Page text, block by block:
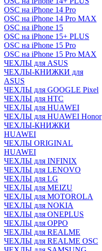
OSC на iPhone 14 Pro
OSC на iPhone 14 Pro MAX
OSC на iPhone 15
OSC на iPhone 15+ PLUS
OSC на iPhone 15 Pro
OSC на iPhone 15 Pro MAX
ЧЕХЛЫ для ASUS
ЧЕХЛЫ-КНИЖКИ для
ASUS
ЧЕХЛЫ для GOOGLE Pixel
ЧЕХЛЫ для HTC
ЧЕХЛЫ для HUAWEI
ЧЕХЛЫ для HUAWEI Honor
ЧЕХЛЫ-КНИЖКИ
HUAWEI
ЧЕХЛЫ ORIGINAL
HUAWEI
ЧЕХЛЫ для INFINIX
ЧЕХЛЫ для LENOVO
ЧЕХЛЫ для LG
ЧЕХЛЫ для MEIZU
ЧЕХЛЫ для MOTOROLA
ЧЕХЛЫ для NOKIA
ЧЕХЛЫ для ONEPLUS
ЧЕХЛЫ для OPPO
ЧЕХЛЫ для REALME
ЧЕХЛЫ для REALME OSC